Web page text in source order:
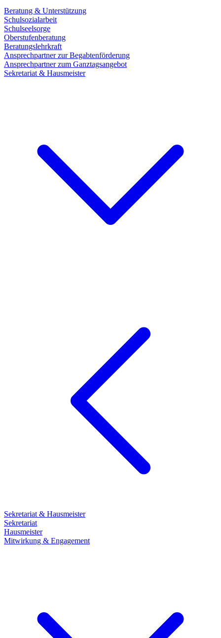
Beratung & Unterstützung
Schulsozialarbeit
Schulseelsorge
Oberstufenberatung
Beratungslehrkraft
Ansprechpartner zur Begabtenförderung
Ansprechpartner zum Ganztagsangebot
Sekretariat & Hausmeister
Sekretariat & Hausmeister
Sekretariat
Hausmeister
Mitwirkung & Engagement